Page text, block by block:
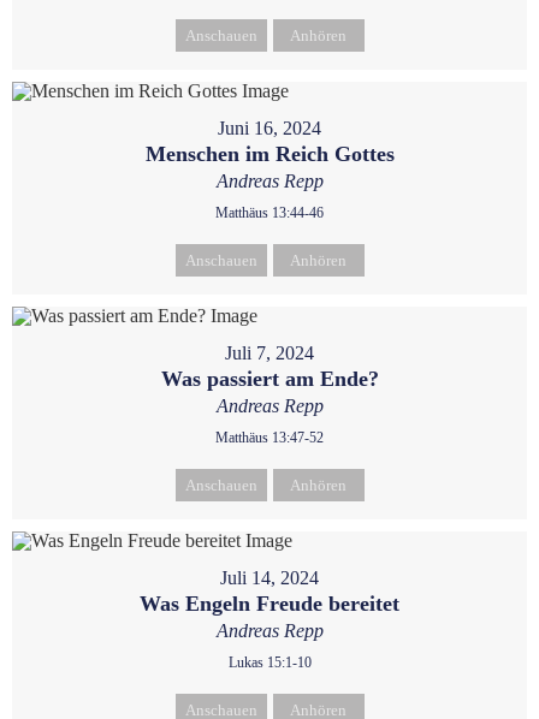
Anschauen Anhören
Juni 16, 2024
Menschen im Reich Gottes
Andreas Repp
Matthäus 13:44-46
Anschauen Anhören
Juli 7, 2024
Was passiert am Ende?
Andreas Repp
Matthäus 13:47-52
Anschauen Anhören
Juli 14, 2024
Was Engeln Freude bereitet
Andreas Repp
Lukas 15:1-10
Anschauen Anhören